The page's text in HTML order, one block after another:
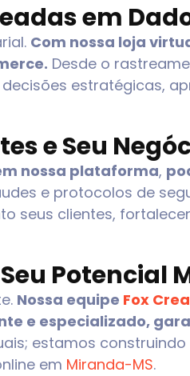
em
Com nossa loja
Desde o
estratégicas,
e Seu
nossa plataforma,
e protocolos de
seus clientes,
Potencial
Nossa equipe Fox
e especializado,
estamos
em Miranda-MS.